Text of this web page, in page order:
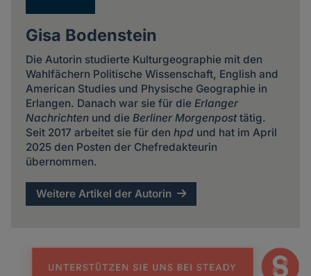
Gisa Bodenstein
Die Autorin studierte Kulturgeographie mit den
Wahlfächern Politische Wissenschaft, English and
American Studies und Physische Geographie in
Erlangen. Danach war sie für die Erlanger
Nachrichtenund die Berliner Morgenposttätig.
Seit 2017 arbeitet sie für den hpdund hat im April
2025 den Posten der Chefredakteurin
übernommen.
Weitere Artikel der Autorin